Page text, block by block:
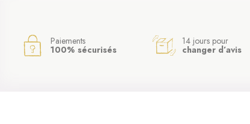
Paiements
100% sécurisés
14 jours pour
changer d’avis